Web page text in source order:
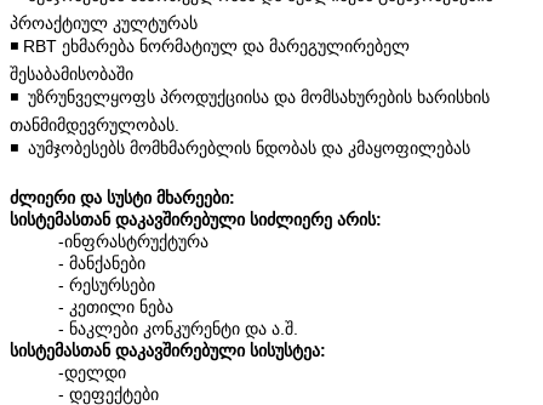
პროაქტიულ კულტურას
◾️ RBT ეხმარება ნორმატიულ და მარეგულირებელ
შესაბამისობაში
◾️ უზრუნველყოფს პროდუქციისა და მომსახურების ხარისხის
თანმიმდევრულობას.
◾️ აუმჯობესებს მომხმარებლის ნდობას და კმაყოფილებას
ძლიერი და სუსტი მხარეები:
სისტემასთან დაკავშირებული სიძლიერე არის:
-ინფრასტრუქტურა
- მანქანები
- რესურსები
- კეთილი ნება
- ნაკლები კონკურენტი და ა.შ.
სისტემასთან დაკავშირებული სისუსტეა:
-დელდი
- დეფექტები